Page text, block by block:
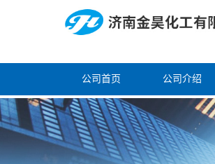
公司首页 公司介绍